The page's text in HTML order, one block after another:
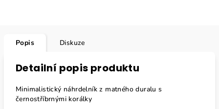
Popis Diskuze
Detailní popis produktu
Minimalistický náhrdelník z matného duralu s
černostříbrnými korálky